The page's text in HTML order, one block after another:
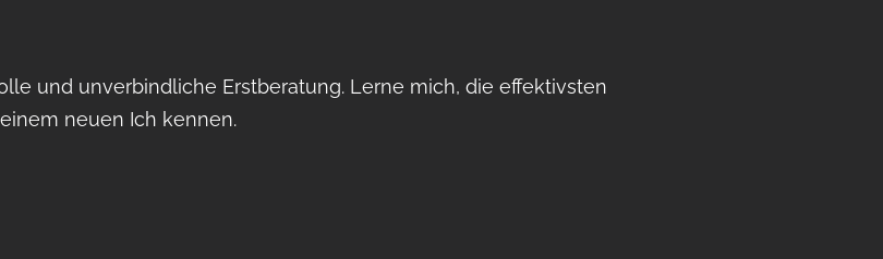
und unverbindliche Erstberatung. Lerne mich, die effektivsten
neuen Ich kennen.